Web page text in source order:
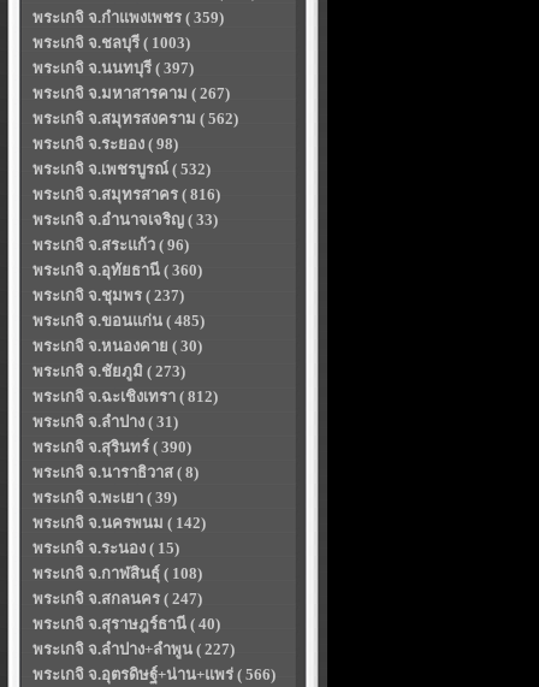
พระเกจิ จ.กำแพงเพชร ( 359)
พระเกจิ จ.ชลบุรี ( 1003)
พระเกจิ จ.นนทบุรี ( 397)
พระเกจิ จ.มหาสารคาม ( 267)
พระเกจิ จ.สมุทรสงคราม ( 562)
พระเกจิ จ.ระยอง ( 98)
พระเกจิ จ.เพชรบูรณ์ ( 532)
พระเกจิ จ.สมุทรสาคร ( 816)
พระเกจิ จ.อำนาจเจริญ ( 33)
พระเกจิ จ.สระแก้ว ( 96)
พระเกจิ จ.อุทัยธานี ( 360)
พระเกจิ จ.ชุมพร ( 237)
พระเกจิ จ.ขอนแก่น ( 485)
พระเกจิ จ.หนองคาย ( 30)
พระเกจิ จ.ชัยภูมิ ( 273)
พระเกจิ จ.ฉะเชิงเทรา ( 812)
พระเกจิ จ.ลำปาง ( 31)
พระเกจิ จ.สุรินทร์ ( 390)
พระเกจิ จ.นาราธิวาส ( 8)
พระเกจิ จ.พะเยา ( 39)
พระเกจิ จ.นครพนม ( 142)
พระเกจิ จ.ระนอง ( 15)
พระเกจิ จ.กาฬสินธุ์ ( 108)
พระเกจิ จ.สกลนคร ( 247)
พระเกจิ จ.สุราษฎร์ธานี ( 40)
พระเกจิ จ.ลำปาง+ลำพูน ( 227)
พระเกจิ จ.อุตรดิษฐ์+น่าน+แพร่ ( 566)